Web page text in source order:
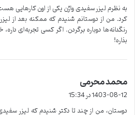
:
به نظرم لیزر سفیدی واژن یکی از اون کارهایی
کرد. من از دوستانم شنیدم که ممکنه بعد از
رنگدانه‌ها دوباره برگردن. اگر کسی تجربه‌ای
بذاره!
محمد محرمیف
1403-08-12 در 15:34
دوستان، من از چند تا دکتر شنیدم که لیزر